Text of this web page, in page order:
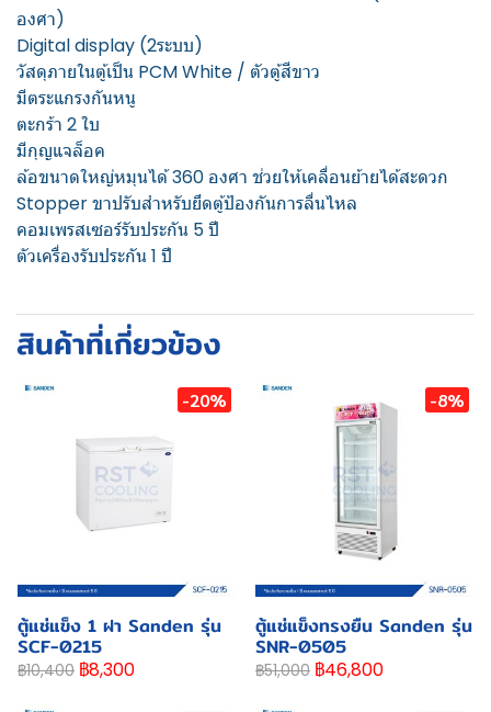
องศา)
Digital display (2ระบบ)
วัสดุภายในตู้เป็น PCM White / ตัวตู้สีขาว
มีตระแกรงกันหนู
ตะกร้า 2 ใบ
มีกุญแจล็อค
ล้อขนาดใหญ่หมุนได้ 360 องศา ช่วยให้เคลื่อนย้ายได้สะดวก
Stopper ขาปรับสำหรับยึดตู้ป้องกันการลื่นไหล
คอมเพรสเซอร์รับประกัน 5 ปี
ตัวเครื่องรับประกัน 1 ปี
สินค้าที่เกี่ยวข้อง
-20%
ตู้แช่แข็ง 1 ฝา Sanden รุ่น
SCF-0215
฿10,400 ฿8,300
-8%
ตู้แช่แข็งทรงยืน Sanden รุ่น
SNR-0505
฿51,000 ฿46,800